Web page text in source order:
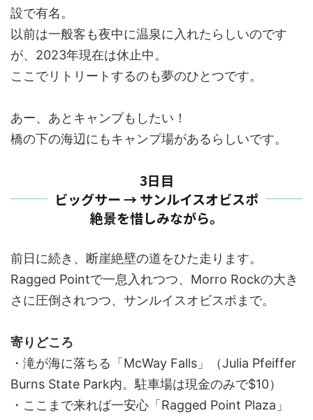
設で有名。
以前は一般客も夜中に温泉に入れたらしいのです
が、2023年現在は休止中。
ここでリトリートするのも夢のひとつです。
あー、あとキャンプもしたい！
橋の下の海辺にもキャンプ場があるらしいです。
3日目
ビッグサー → サンルイスオビスポ
絶景を惜しみながら。
前日に続き、断崖絶壁の道をひた走ります。
Ragged Pointで一息入れつつ、Morro Rockの大き
さに圧倒されつつ、サンルイスオビスポまで。
寄りどころ
・滝が海に落ちる「McWay Falls」（Julia Pfeiffer
Burns State Park内。駐車場は現金のみで$10）
・ここまで来れば一安心「Ragged Point Plaza」